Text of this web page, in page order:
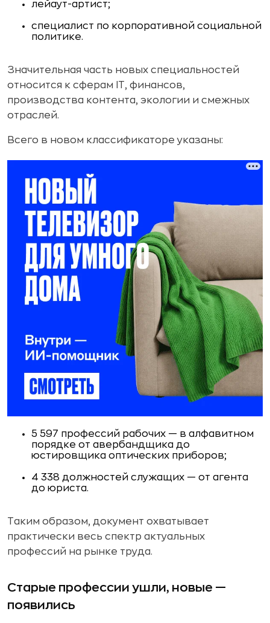
лейаут-артист;
специалист по корпоративной социальной
политике.
Значительная часть новых специальностей
относится к сферам IT, финансов,
производства контента, экологии и смежных
отраслей.
Всего в новом классификаторе указаны:
5 597 профессий рабочих — в алфавитном
порядке от авербандщика до
юстировщика оптических приборов;
4 338 должностей служащих — от агента
до юриста.
Таким образом, документ охватывает
практически весь спектр актуальных
профессий на рынке труда.
Старые профессии ушли, новые —
появились